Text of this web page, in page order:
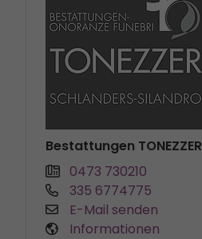
Bestattungen TONEZZER
0473 730210
335 6774775
E-Mail senden
Informationen